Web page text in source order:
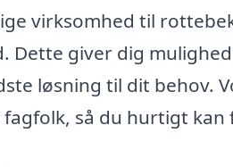
virksomhed til
Dette giver dig
løsning til dit behov.
så du hurtigt